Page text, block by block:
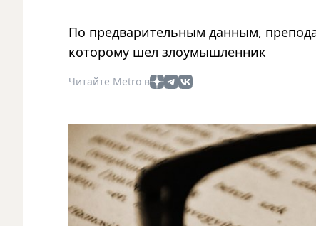
По предварительным данным,
которому шел злоумышленник
Читайте Metro в